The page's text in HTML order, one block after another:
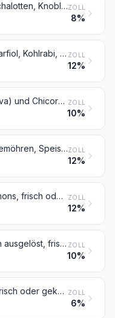
Speisezwiebeln, Schalotten, Knoblauch, Porree/Lauch und andere Gemüse der Allium spp., frisch oder gekühltZOLL
8%
Kohl, Blumenkohl/Karfiol, Kohlrabi, Wirsingkohl und ähnliche genießbare Kohlarten der Gattung Brassica, frisch oder gekühlt ZOLL
12%
Salate (Lactuca sativa) und Chicorée (Cichorium spp.), frisch oder gekühlt ZOLL
10%
Karotten und Speisemöhren, Speiserüben, Rote Rüben, Schwarzwurzeln, Knollensellerie, Rettiche und ähnliche genießbare Wurzeln, frisch oder gekühltZOLL
12%
Gurken und Cornichons, frisch oder gekühlt ZOLL
12%
Hülsenfrüchte, auch ausgelöst, frisch oder gekühlt ZOLL
10%
Anderes Gemüse, frisch oder gekühlt ZOLL
6%